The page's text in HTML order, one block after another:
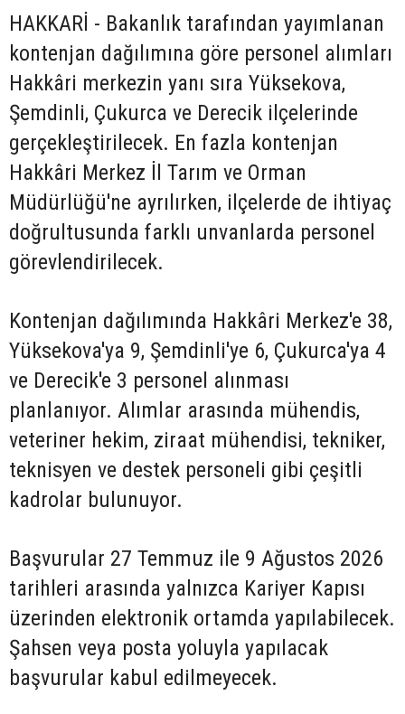
HAKKARİ - Bakanlık tarafından yayımlanan
kontenjan dağılımına göre personel alımları
Hakkâri merkezin yanı sıra Yüksekova,
Şemdinli, Çukurca ve Derecik ilçelerinde
gerçekleştirilecek. En fazla kontenjan
Hakkâri Merkez İl Tarım ve Orman
Müdürlüğü'ne ayrılırken, ilçelerde de ihtiyaç
doğrultusunda farklı unvanlarda personel
görevlendirilecek.
Kontenjan dağılımında Hakkâri Merkez'e 38,
Yüksekova'ya 9, Şemdinli'ye 6, Çukurca'ya 4
ve Derecik'e 3 personel alınması
planlanıyor. Alımlar arasında mühendis,
veteriner hekim, ziraat mühendisi, tekniker,
teknisyen ve destek personeli gibi çeşitli
kadrolar bulunuyor.
Başvurular 27 Temmuz ile 9 Ağustos 2026
tarihleri arasında yalnızca Kariyer Kapısı
üzerinden elektronik ortamda yapılabilecek.
Şahsen veya posta yoluyla yapılacak
başvurular kabul edilmeyecek.